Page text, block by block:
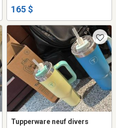
165 $
Tupperware neuf divers